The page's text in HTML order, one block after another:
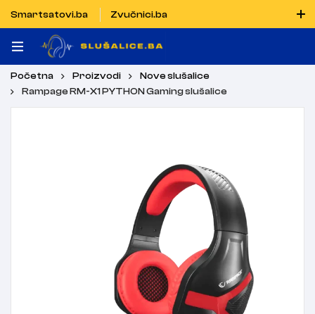
Smartsatovi.ba
Zvučnici.ba
Naručiti možete i porukom putem Vibera i WhatsAppa
Početna Proizvodi
Nove slušalice
Rampage RM-X1 PYTHON Gaming slušalice